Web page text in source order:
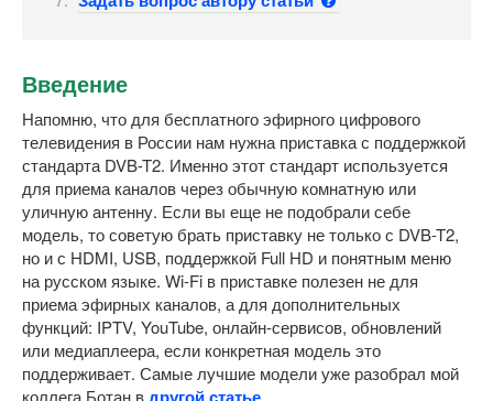
Введение
Напомню, что для бесплатного эфирного цифрового
телевидения в России нам нужна приставка с поддержкой
стандарта DVB-T2. Именно этот стандарт используется
для приема каналов через обычную комнатную или
уличную антенну. Если вы еще не подобрали себе
модель, то советую брать приставку не только с DVB-T2,
но и с HDMI, USB, поддержкой Full HD и понятным меню
на русском языке. Wi-Fi в приставке полезен не для
приема эфирных каналов, а для дополнительных
функций: IPTV, YouTube, онлайн-сервисов, обновлений
или медиаплеера, если конкретная модель это
поддерживает. Самые лучшие модели уже разобрал мой
коллега Ботан в
.